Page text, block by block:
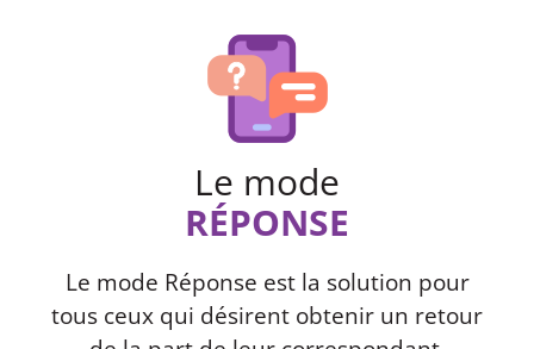
Le mode
RÉPONSE
Le mode Réponse est la solution pour
tous ceux qui désirent obtenir un retour